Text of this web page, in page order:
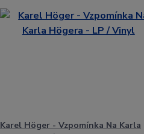
Karel Höger - Vzpomínka Na Karla